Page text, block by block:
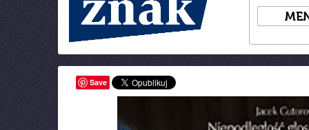
Save